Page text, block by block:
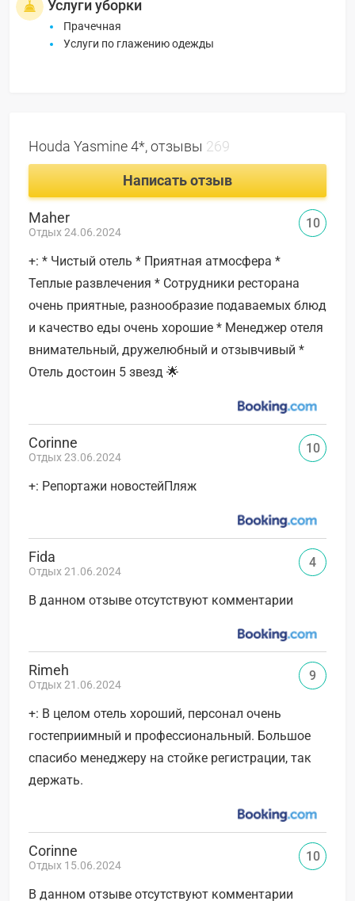
Услуги уборки
Прачечная
Услуги по глажению одежды
Houda Yasmine 4*, отзывы 269
Написать отзыв
Maher
Отдых 24.06.2024
+: * Чистый отель * Приятная атмосфера *
Теплые развлечения * Сотрудники ресторана
очень приятные, разнообразие подаваемых блюд
и качество еды очень хорошие * Менеджер отеля
внимательный, дружелюбный и отзывчивый *
Отель достоин 5 звезд 🌟
10
Corinne
Отдых 23.06.2024
+: Репортажи новостейПляж
10
Fida
Отдых 21.06.2024
В данном отзыве отсутствуют комментарии
4
Rimeh
Отдых 21.06.2024
+: В целом отель хороший, персонал очень
гостеприимный и профессиональный. Большое
спасибо менеджеру на стойке регистрации, так
держать.
9
Corinne
Отдых 15.06.2024
В данном отзыве отсутствуют комментарии
10